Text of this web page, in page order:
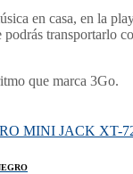
en casa, en la
transportarlo
que marca 3Go.